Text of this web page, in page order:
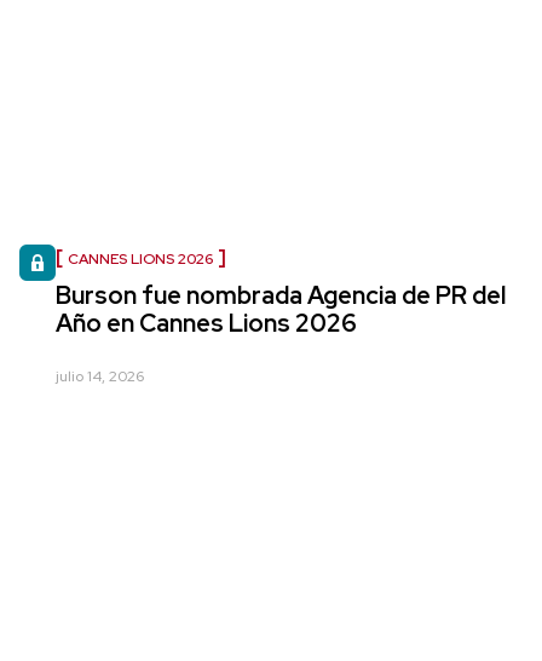
CANNES LIONS 2026
Burson fue nombrada Agencia de PR del
Año en Cannes Lions 2026
julio 14, 2026